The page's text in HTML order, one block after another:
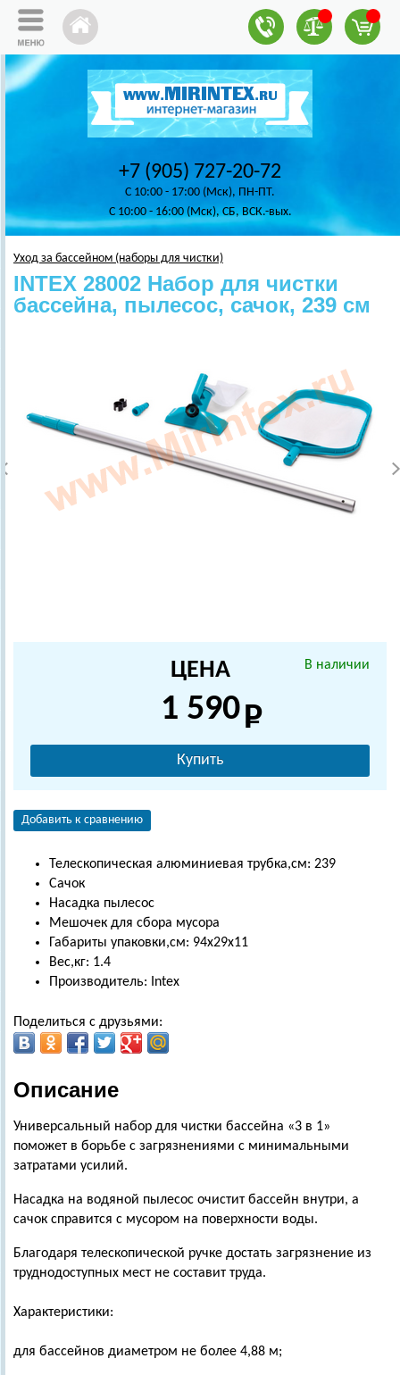
+7 (905) 727-20-72
C 10:00 - 17:00 (Мск), ПН-ПТ.
C 10:00 - 16:00 (Мск), СБ, ВСК.-вых.
Уход за бассейном (наборы для чистки)
INTEX 28002 Набор для чистки
бассейна, пылесос, сачок, 239 см
В наличии
ЦЕНА
1 590
Купить
Добавить к сравнению
Телескопическая алюминиевая трубка,см: 239
Сачок
Насадка пылесос
Мешочек для сбора мусора
Габариты упаковки,см: 94х29х11
Вес,кг: 1.4
Производитель: Intex
Поделиться с друзьями:
Описание
Универсальный набор для чистки бассейна «3 в 1»
поможет в борьбе с загрязнениями с минимальными
затратами усилий.
Насадка на водяной пылесос очистит бассейн внутри, а
сачок справится с мусором на поверхности воды.
Благодаря телескопической ручке достать загрязнение из
труднодоступных мест не составит труда.
Характеристики:
для бассейнов диаметром не более 4,88 м;